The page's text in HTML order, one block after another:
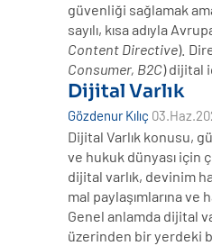
güvenliği sağlamak
sayılı, kısa adıyla
Content Directive).
Consumer, B2C) dijital
Dijital Varlık
Gözdenur Kılıç
Dijital Varlık konusu,
ve hukuk dünyası için
dijital varlık, devinim
mal paylaşımlarına
Genel anlamda dijital
üzerinden bir yerdeki